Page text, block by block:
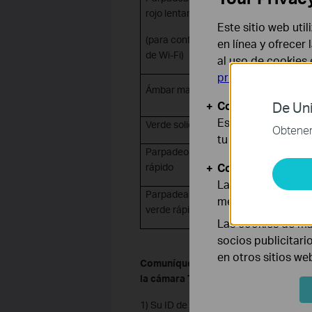
rojo lentamente
(para configuración
de Wi-Fi)
Conectarse a
Ámbar macizo
Verde solido Conectado a la
Parpadeo
rápido
Reinicio de la
Parpadeando
verde rápidamente
Actualización
Comuníquese conel soporte técnico
la cámara TP-Link correctamente
1) Su ID de TP-Link o cuenta en la
De
Este sitio web
en línea y ofrecer
al uso de
privacidad
Cookies Básicas
Estas cookies
tu sistema.
Cookies de
Las cookies de
mejorar y adaptar
Las cookies de
socios
en otros sitios